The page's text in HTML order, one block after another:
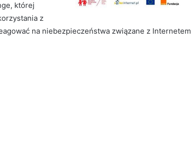
której
z
na niebezpieczeństwa związane z Internetem